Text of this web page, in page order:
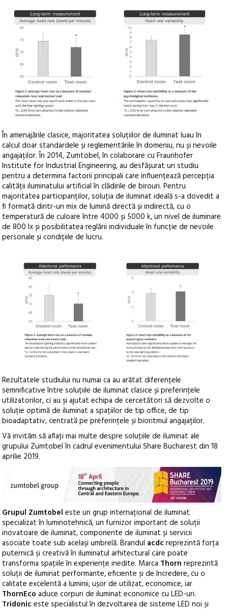
În amenajările clasice, majoritatea soluțiilor de iluminat luau în
calcul doar standardele și reglementările în domeniu, nu și nevoile
angajaților. În 2014, Zumtobel, în colaborare cu Fraunhofer
Institute for Industrial Engineering, au desfășurat un studiu
pentru a determina factorii principali care influențează percepția
calității iluminatului artificial în clădirile de birouri. Pentru
majoritatea participanților, soluția de iluminat ideală s-a dovedit a
fi formată dintr-un mix de lumină directă și indirectă, cu o
temperatură de culoare între 4000 și 5000 k, un nivel de iluminare
de 800 lx și posibilitatea reglării individuale în funcție de nevoile
personale și condițiile de lucru.
Rezultatele studiului nu numai ca au arătat diferențele
semnificative între soluțiile de iluminat clasice și preferințele
utilizatorilor, ci au și ajutat echipa de cercetători să dezvolte o
soluție optimă de iluminat a spațiilor de tip office, de tip
bioadaptativ, centrată pe preferințele și bioritmul angajaților.
Vă invităm să aflaţi mai multe despre soluţiile de iluminat ale
grupului Zumtobel în cadrul evenimentului Share Bucharest din 18
aprilie 2019.
Grupul Zumtobel este un grup internațional de iluminat
specializat în luminotehnică, un furnizor important de soluții
inovatoare de iluminat, componente de iluminat și servicii
asociate toate sub acelaşi umbrelă. Brandul acdc reprezintă forța
puternică şi creativă în iluminatul arhitectural care poate
transforma spațiile în experiențe inedite. Marca Thorn reprezintă
soluții de iluminat performante, eficiente și de încredere, cu o
calitate excelentă a luminii, ușor de utilizat, economice, iar
ThornEco aduce corpuri de iluminat economice cu LED-uri.
Tridonic este specialistul în dezvoltarea de sisteme LED noi și